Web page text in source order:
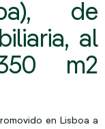
de
al
m2
en Lisboa a